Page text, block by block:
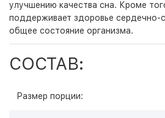
улучшению качества сна. Кроме
поддерживает здоровье сердечно-
общее состояние организма.
СОСТАВ:
Размер порции: